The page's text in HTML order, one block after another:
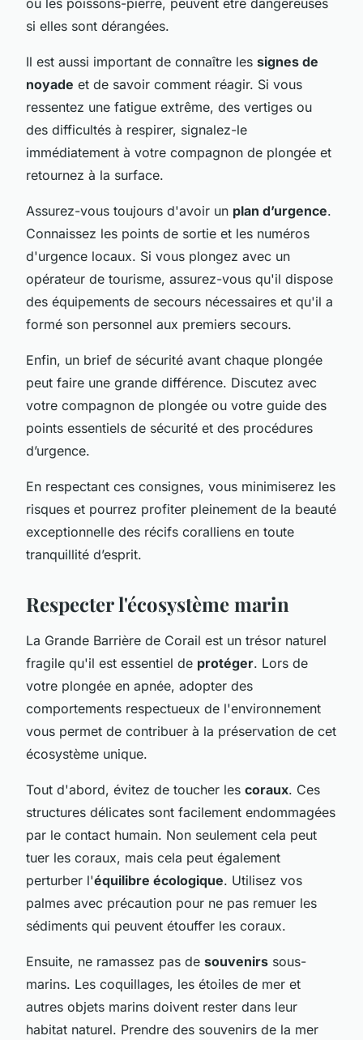
si elles sont dérangées.
Il est aussi important de connaître les signes de
noyade et de savoir comment réagir. Si vous
ressentez une fatigue extrême, des vertiges ou
des difficultés à respirer, signalez-le
immédiatement à votre compagnon de plongée et
retournez à la surface.
Assurez-vous toujours d'avoir un plan d’urgence.
Connaissez les points de sortie et les numéros
d'urgence locaux. Si vous plongez avec un
opérateur de tourisme, assurez-vous qu'il dispose
des équipements de secours nécessaires et qu'il a
formé son personnel aux premiers secours.
Enfin, un brief de sécurité avant chaque plongée
peut faire une grande différence. Discutez avec
votre compagnon de plongée ou votre guide des
points essentiels de sécurité et des procédures
d’urgence.
En respectant ces consignes, vous minimiserez les
risques et pourrez profiter pleinement de la beauté
exceptionnelle des récifs coralliens en toute
tranquillité d’esprit.
Respecter l'écosystème marin
La Grande Barrière de Corail est un trésor naturel
fragile qu'il est essentiel de protéger. Lors de
votre plongée en apnée, adopter des
comportements respectueux de l'environnement
vous permet de contribuer à la préservation de cet
écosystème unique.
Tout d'abord, évitez de toucher les coraux. Ces
structures délicates sont facilement endommagées
par le contact humain. Non seulement cela peut
tuer les coraux, mais cela peut également
perturber l'équilibre écologique. Utilisez vos
palmes avec précaution pour ne pas remuer les
sédiments qui peuvent étouffer les coraux.
Ensuite, ne ramassez pas de souvenirs sous-
marins. Les coquillages, les étoiles de mer et
autres objets marins doivent rester dans leur
habitat naturel. Prendre des souvenirs de la mer